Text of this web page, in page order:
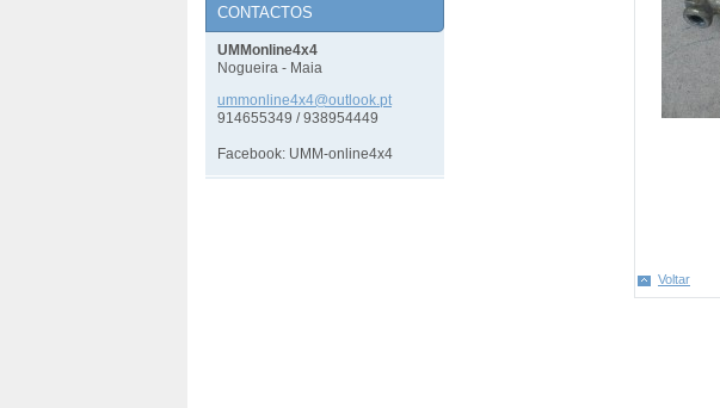
Voltar
CONTACTOS
UMMonline4x4
Nogueira - Maia
ummonline4x4@out look.pt
914655349 / 938954449
Facebook: UMM-online4x4